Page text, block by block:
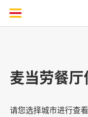
麦当劳餐
请您选择城市进行查看